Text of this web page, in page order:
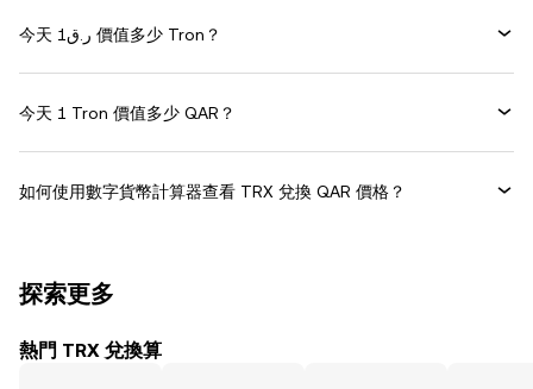
今天 ر.ق1 價值多少 Tron？
今天 1 Tron 價值多少 QAR？
如何使用數字貨幣計算器查看 TRX 兌換 QAR 價格？
探索更多
熱門 TRX 兌換算